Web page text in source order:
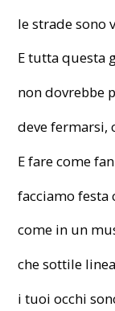
le strade sono
E tutta questa
non dovrebbe
deve fermarsi,
E fare come
facciamo festa
come in un
che sottile
i tuoi occhi